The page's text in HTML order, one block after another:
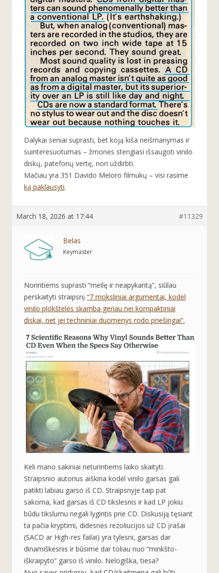
Dalykai seniai suprasti, bet koją kiša neišmanymas ir
suinteresuotumas – žmonės stengiasi išsaugoti vinilo
diskų, patefonų vertę, nori uždirbti.
Mačiau yra 351 Davido Meloro filmukų – visi rasime
ką paklausyti.
March 18, 2026 at 17:44 #11329
Belas
Keymaster
Norintiems suprasti “meilę ir neapykantą”, siūlau
perskaityti straipsnį “7 moksliniai argumentai, kodėl
vinilo plokštelės skamba geriau nei kompaktiniai
diskai, net jei techniniai duomenys rodo priešingai”.
Keli mano sakiniai neturintiems laiko skaityti.
Straipsnio autorius aiškina kodėl vinilo garsas gali
patikti labiau garso iš CD. Straipsnyje taip pat
sakoma, kad garsas iš CD tikslesnis ir kad LP jokiu
būdu tikslumu negali lygintis prie CD. Diskusiją tęsiant
ta pačia kryptimi, didesnės rezoliucijos už CD įrašai
(SACD ar High-res failai) yra tylesni, garsas dar
dinamiškesnis ir būsime dar toliau nuo “minkšto-
iškraipyto” garso iš vinilo. Nelogiška, tiesa?